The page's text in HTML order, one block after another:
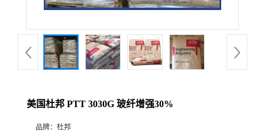
美国杜邦 PTT 3030G 玻纤增强30%
品牌： 杜邦